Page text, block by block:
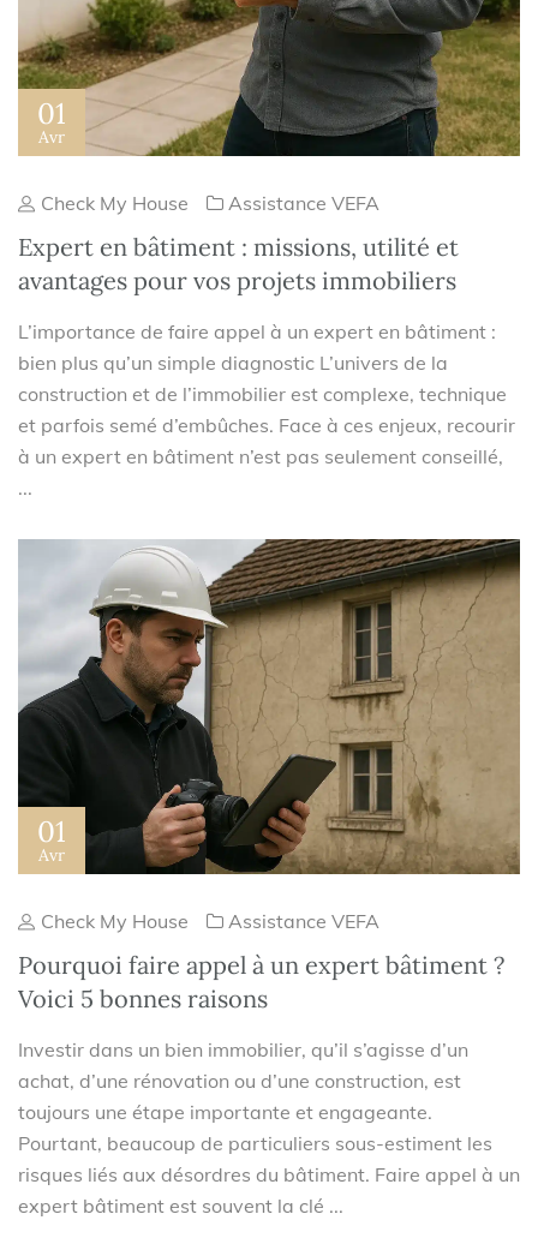
01
Avr
Check My House Assistance VEFA
Expert en bâtiment : missions, utilité et
avantages pour vos projets immobiliers
L’importance de faire appel à un expert en bâtiment :
bien plus qu’un simple diagnostic L’univers de la
construction et de l’immobilier est complexe, technique
et parfois semé d’embûches. Face à ces enjeux, recourir
à un expert en bâtiment n’est pas seulement conseillé,
...
01
Avr
Check My House Assistance VEFA
Pourquoi faire appel à un expert bâtiment ?
Voici 5 bonnes raisons
Investir dans un bien immobilier, qu’il s’agisse d’un
achat, d’une rénovation ou d’une construction, est
toujours une étape importante et engageante.
Pourtant, beaucoup de particuliers sous-estiment les
risques liés aux désordres du bâtiment. Faire appel à un
expert bâtiment est souvent la clé ...